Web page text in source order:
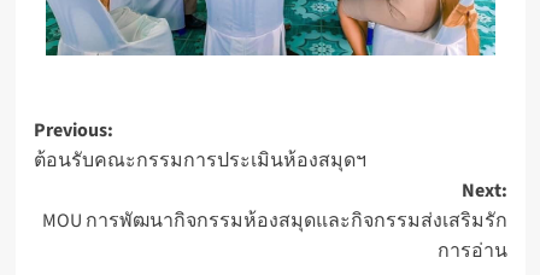
Post
navigation
Previous:
ต้อนรับคณะกรรมการประเมินห้องสมุดฯ
Next:
MOU การพัฒนากิจกรรมห้องสมุดและกิจกรรมส่งเสริมรัก
การอ่าน